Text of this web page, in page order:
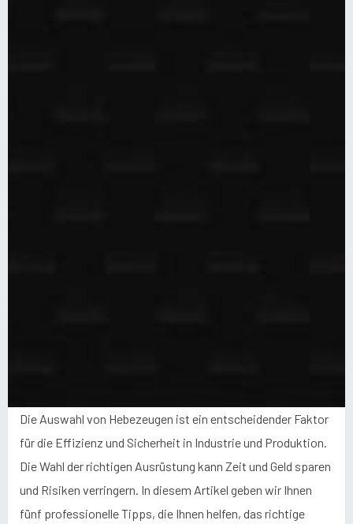
Die Auswahl von Hebezeugen ist ein entscheidender Faktor
für die Effizienz und Sicherheit in Industrie und Produktion.
Die Wahl der richtigen Ausrüstung kann Zeit und Geld sparen
und Risiken verringern. In diesem Artikel geben wir Ihnen
fünf professionelle Tipps, die Ihnen helfen, das richtige